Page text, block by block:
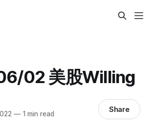
02 美股Willing
—1 min read Share